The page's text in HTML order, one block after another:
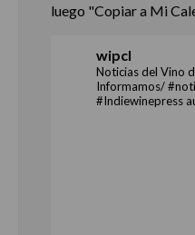
luego "Copiar a Mi
wipcl
Noticias del Vino
Informamos/
#Indiewinepress